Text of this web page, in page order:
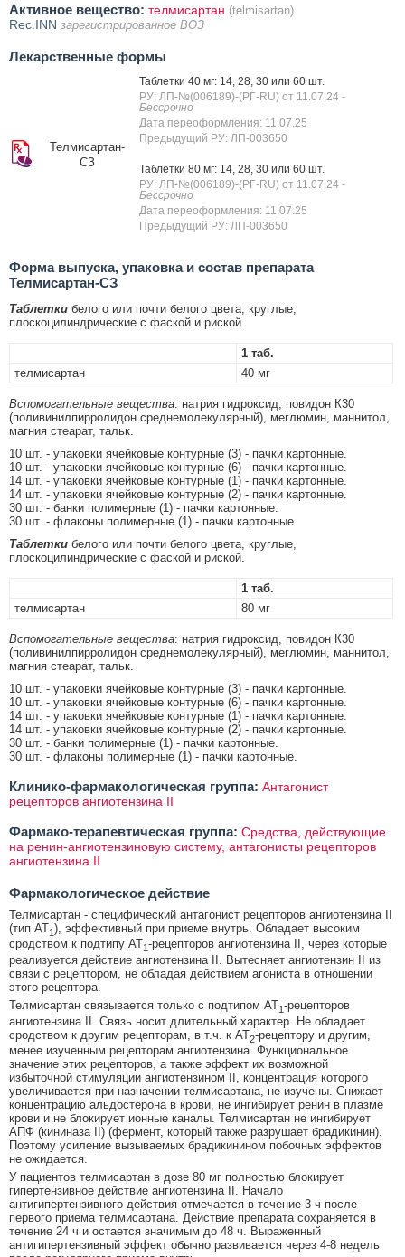
Активное вещество: телмисартан (telmisartan)
Rec.INN зарегистрированное ВОЗ
Лекарственные формы
Телмисартан-
СЗ
Таблетки 40 мг: 14, 28, 30 или 60 шт.
РУ: ЛП-№(006189)-(РГ-RU) от 11.07.24 -
Бессрочно
Дата переоформления: 11.07.25
Предыдущий РУ: ЛП-003650
Таблетки 80 мг: 14, 28, 30 или 60 шт.
РУ: ЛП-№(006189)-(РГ-RU) от 11.07.24 -
Бессрочно
Дата переоформления: 11.07.25
Предыдущий РУ: ЛП-003650
Форма выпуска, упаковка и состав препарата
Телмисартан-СЗ
Таблетки белого или почти белого цвета, круглые,
плоскоцилиндрические с фаской и риской.
1 таб.
телмисартан
40 мг
Вспомогательные вещества: натрия гидроксид, повидон К30
(поливинилпирролидон среднемолекулярный), меглюмин, маннитол,
магния стеарат, тальк.
10 шт. - упаковки ячейковые контурные (3) - пачки картонные.
10 шт. - упаковки ячейковые контурные (6) - пачки картонные.
14 шт. - упаковки ячейковые контурные (1) - пачки картонные.
14 шт. - упаковки ячейковые контурные (2) - пачки картонные.
30 шт. - банки полимерные (1) - пачки картонные.
30 шт. - флаконы полимерные (1) - пачки картонные.
Таблетки белого или почти белого цвета, круглые,
плоскоцилиндрические с фаской и риской.
1 таб.
телмисартан
80 мг
Вспомогательные вещества: натрия гидроксид, повидон К30
(поливинилпирролидон среднемолекулярный), меглюмин, маннитол,
магния стеарат, тальк.
10 шт. - упаковки ячейковые контурные (3) - пачки картонные.
10 шт. - упаковки ячейковые контурные (6) - пачки картонные.
14 шт. - упаковки ячейковые контурные (1) - пачки картонные.
14 шт. - упаковки ячейковые контурные (2) - пачки картонные.
30 шт. - банки полимерные (1) - пачки картонные.
30 шт. - флаконы полимерные (1) - пачки картонные.
Клинико-фармакологическая группа: Антагонист
рецепторов ангиотензина II
Фармако-терапевтическая группа: Средства, действующие
на ренин-ангиотензиновую систему, антагонисты рецепторов
ангиотензина II
Фармакологическое действие
Телмисартан - специфический антагонист рецепторов ангиотензина II
(тип АТ1), эффективный при приеме внутрь. Обладает высоким
сродством к подтипу АТ1-рецепторов ангиотензина II, через которые
реализуется действие ангиотензина II. Вытесняет ангиотензин II из
связи с рецептором, не обладая действием агониста в отношении
этого рецептора.
Телмисартан связывается только с подтипом АТ1-рецепторов
ангиотензина II. Связь носит длительный характер. Не обладает
сродством к другим рецепторам, в т.ч. к АТ2-рецептору и другим,
менее изученным рецепторам ангиотензина. Функциональное
значение этих рецепторов, а также эффект их возможной
избыточной стимуляции ангиотензином II, концентрация которого
увеличивается при назначении телмисартана, не изучены. Снижает
концентрацию альдостерона в крови, не ингибирует ренин в плазме
крови и не блокирует ионные каналы. Телмисартан не ингибирует
АПФ (кининаза II) (фермент, который также разрушает брадикинин).
Поэтому усиление вызываемых брадикинином побочных эффектов
не ожидается.
У пациентов телмисартан в дозе 80 мг полностью блокирует
гипертензивное действие ангиотензина II. Начало
антигипертензивного действия отмечается в течение 3 ч после
первого приема телмисартана. Действие препарата сохраняется в
течение 24 ч и остается значимым до 48 ч. Выраженный
антигипертензивный эффект обычно развивается через 4-8 недель